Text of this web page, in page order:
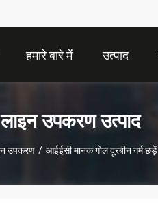
हमारे बारे में उत्पाद
उपकरण उत्पाद
उपकरण / आईईसी मानक गोल दूरबीन गर्म छड़ें